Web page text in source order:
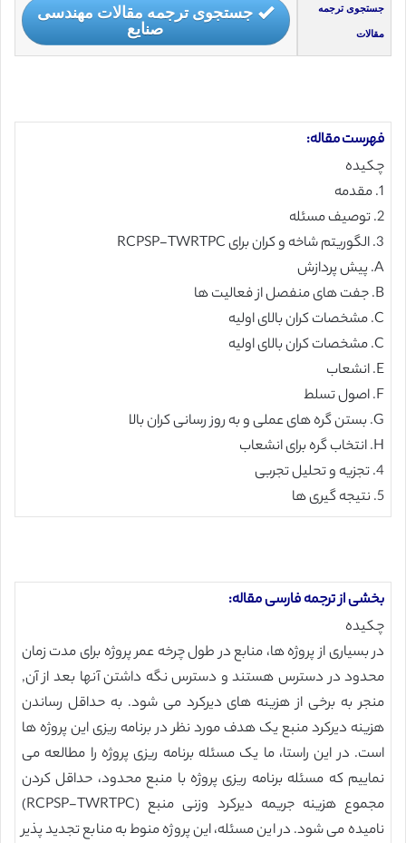
جستجوی ترجمه
مقالات
جستجوی ترجمه مقالات مهندسی
صنایع
فهرست مقاله:
چکیده
1. مقدمه
2. توصیف مسئله
3. الگوریتم شاخه و کران برای RCPSP-TWRTPC
A. پیش پردازش
B. جفت های منفصل از فعالیت ها
C. مشخصات کران بالای اولیه
C. مشخصات کران بالای اولیه
E. انشعاب
F. اصول تسلط
G. بستن گره های عملی و به روز رسانی کران بالا
H. انتخاب گره برای انشعاب
4. تجزیه و تحلیل تجربی
5. نتیجه گیری ها
بخشی از ترجمه فارسی مقاله:
چکیده
در بسیاری از پروژه ها، منابع در طول چرخه عمر پروژه برای مدت زمان
محدود در دسترس هستند و دسترس نگه داشتن آنها بعد از آن,
منجر به برخی از هزینه های دیرکرد می شود. به حداقل رساندن
هزینه دیرکرد منبع یک هدف مورد نظر در برنامه ریزی این پروژه ها
است. در این راستا، ما یک مسئله برنامه ریزی پروژه را مطالعه می
نماییم که مسئله برنامه ریزی پروژه با منبع محدود، حداقل کردن
مجموع هزینه جریمه دیرکرد وزنی منبع (RCPSP-TWRTPC)
نامیده می شود. در این مسئله، این پروژه منوط به منابع تجدید پذیر